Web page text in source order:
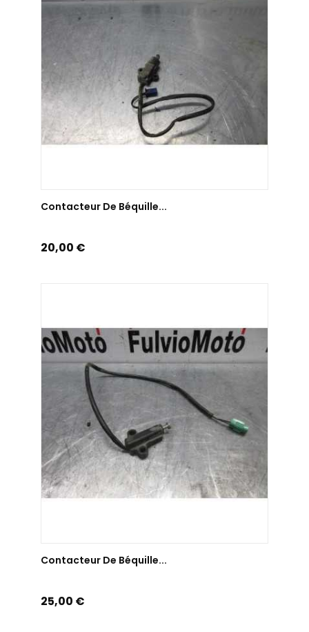
Contacteur De Béquille...
Prix
20,00 €
Contacteur De Béquille...
Prix
25,00 €